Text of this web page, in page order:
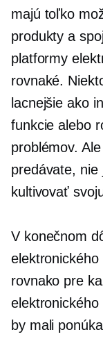
majú toľko
produkty a
platformy
rovnaké.
lacnejšie ako
funkcie alebo
problémov.
predávate,
kultivovať
V konečnom
rovnako pre
by mali